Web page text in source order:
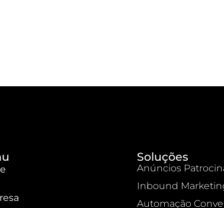
Soluções
Anúncios
Inbound
Automação